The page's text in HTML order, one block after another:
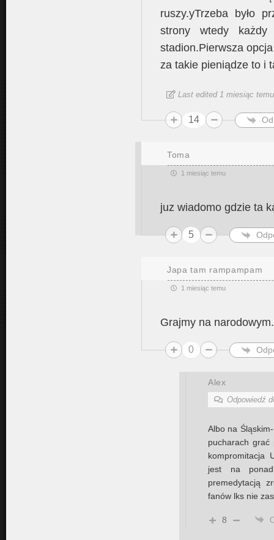
ruszy.yTrzeba było
strony wtedy każdy
stadion.Pierwsza
za takie pieniądze to i
Last edited 1 miesiąc
14
Toma
1 miesiąc temu
juz wiadomo gdzie ta
5
Japa tam rampampam
1 miesiąc temu
Grajmy na narodowym.
0
Alex
Odpowiedź
Albo na
pucharach grać
kompromitacja
jest na
premedytacją
fanów lks nie
8